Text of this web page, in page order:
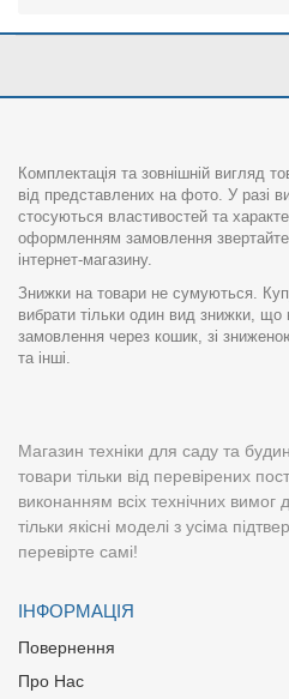
Комплектація та зовнішній вигляд
від представлених на фото. У разі
стосуються властивостей та
оформленням замовлення
інтернет-магазину.
Знижки на товари не сумуються.
вибрати тільки один вид знижки, що
замовлення через кошик, зі
та інші.
Магазин техніки для саду та
товари тільки від перевірених
виконанням всіх технічних вимог
тільки якісні моделі з усіма
перевірте самі!
ІНФОРМАЦІЯ
Повернення
Про Нас